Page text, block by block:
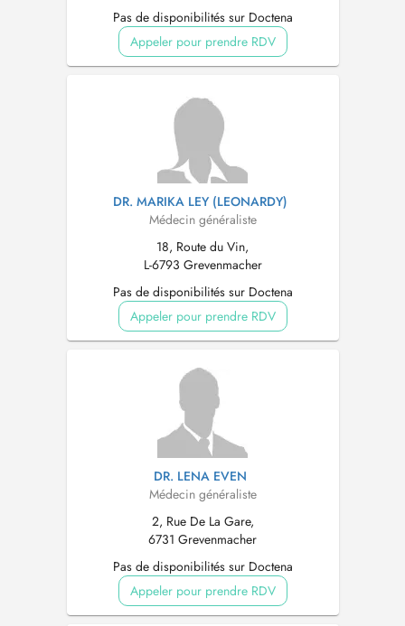
Pas de disponibilités sur Doctena
Appeler pour prendre RDV
DR. MARIKA LEY (LEONARDY)
Médecin généraliste
18, Route du Vin,
L-6793 Grevenmacher
Pas de disponibilités sur Doctena
Appeler pour prendre RDV
DR. LENA EVEN
Médecin généraliste
2, Rue De La Gare,
6731 Grevenmacher
Pas de disponibilités sur Doctena
Appeler pour prendre RDV